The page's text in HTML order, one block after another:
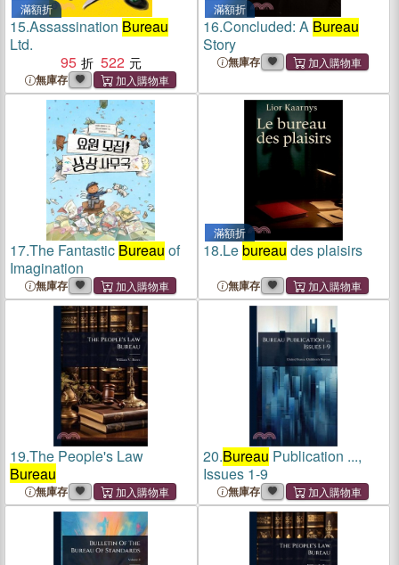
滿額折
15.Assassination Bureau
Ltd.
95
522
無庫存
滿額折
16.Concluded: A Bureau
Story
無庫存
17.The Fantastic Bureau of
Imagination
無庫存
滿額折
18.Lebureau des plaisirs
無庫存
19.The People's Law
Bureau
無庫存
20.Bureau Publication ...,
Issues 1-9
無庫存